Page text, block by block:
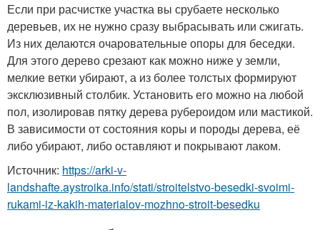
Если при расчистке участка вы срубаете несколько
деревьев, их не нужно сразу выбрасывать или сжигать.
Из них делаются очаровательные опоры для беседки.
Для этого дерево срезают как можно ниже у земли,
мелкие ветки убирают, а из более толстых формируют
эксклюзивный столбик. Установить его можно на любой
пол, изолировав пятку дерева рубероидом или мастикой.
В зависимости от состояния коры и породы дерева, её
либо убирают, либо оставляют и покрывают лаком.
Источник: https://arki-v-
landshafte.aystroika.info/stati/stroitelstvo-besedki-svoimi-
rukami-iz-kakih-materialov-mozhno-stroit-besedku